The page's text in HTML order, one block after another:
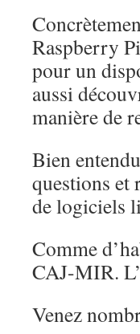
Raspberry
pour un
aussi
manière de
Bien
questions et
de logiciels
Comme
CAJ-MIR.
Venez